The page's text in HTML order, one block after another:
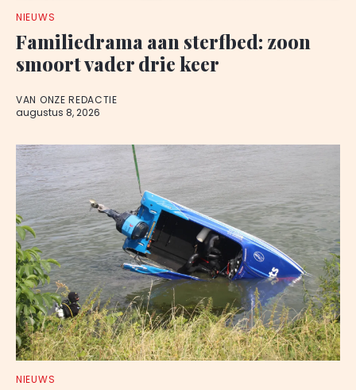
NIEUWS
Familiedrama aan sterfbed: zoon
smoort vader drie keer
VAN ONZE REDACTIE
augustus 8, 2026
NIEUWS